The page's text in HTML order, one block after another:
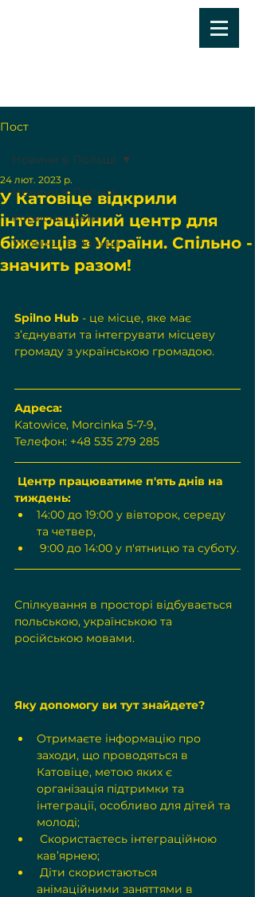
Пост
Новини в Польщі
Корисно знати
Українці в Польщі
Новини в Польщі
У Катовіце відкрили
інтеграційний центр для
біженців з України. Спільно -
значить разом!
24 лют. 2023 р.
Spilno Hub - це місце, яке має
з’єднувати та інтегрувати місцеву
громаду з українською громадою.
Адреса:
Katowice, Morcinka 5-7-9,
Телефон: +48 535 279 285
тиждень:
14:00 до 19:00 у вівторок, середу
та четвер,
9:00 до 14:00 у п'ятницю та суботу.
Спілкування в просторі відбувається
польською, українською та
російською мовами.
Яку допомогу ви тут знайдете?
Отримаєте інформацію про
заходи, що проводяться в
Катовіце, метою яких є
організація підтримки та
інтеграції, особливо для дітей та
молоді;
кав’ярнею;
анімаційними заняттями в